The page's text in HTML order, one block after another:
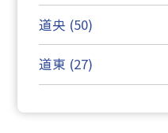
道央 (50)
道東 (27)